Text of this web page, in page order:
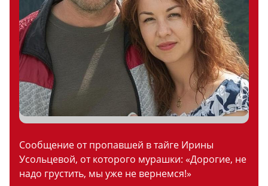
Сообщение от пропавшей в тайге Ирины
Усольцевой, от которого мурашки: «Дорогие, не
надо грустить, мы уже не вернемся!»